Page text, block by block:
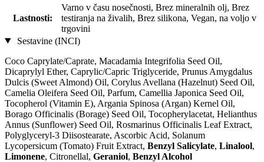
Lastnosti:
Varno v času nosečnosti, Brez mineralnih olj, Brez
testiranja na živalih, Brez silikona, Vegan, na voljo v
trgovini
Sestavine (INCI)
Coco Caprylate/Caprate, Macadamia Integrifolia Seed Oil,
Dicaprylyl Ether, Caprylic/Capric Triglyceride, Prunus Amygdalus
Dulcis (Sweet Almond) Oil, Corylus Avellana (Hazelnut) Seed Oil,
Camelia Oleifera Seed Oil, Parfum, Camellia Japonica Seed Oil,
Tocopherol (Vitamin E), Argania Spinosa (Argan) Kernel Oil,
Borago Officinalis (Borage) Seed Oil, Tocopherylacetat, Helianthus
Annus (Sunflower) Seed Oil, Rosmarinus Officinalis Leaf Extract,
Polyglyceryl-3 Diisostearate, Ascorbic Acid, Solanum
Lycopersicum (Tomato) Fruit Extract, Benzyl Salicylate, Linalool,
Limonene, Citronellal, Geraniol, Benzyl Alcohol